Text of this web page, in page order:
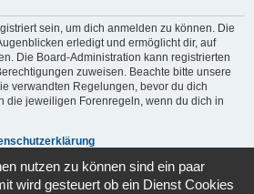
sein, um dich anmelden zu können. Die
erledigt und ermöglicht dir, auf
Die Board-Administration kann registrierten
zuweisen. Beachte bitte unsere
verwandten Regelungen, bevor du dich
die jeweiligen Forenregeln, wenn du dich in
nutzen zu können sind ein paar
wird gesteuert ob ein Dienst Cookies